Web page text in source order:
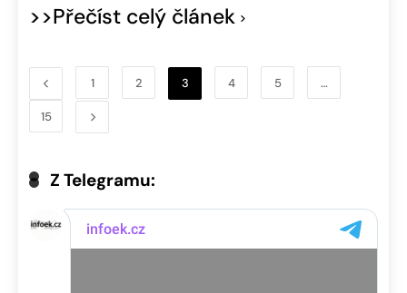
>>Přečíst celý článek
1 2 3 4 5 …
15
Z Telegramu: